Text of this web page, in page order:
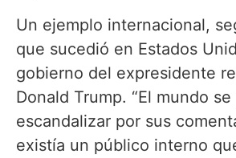
Un ejemplo internacional,
que sucedió en Estados
gobierno del expresidente
Donald Trump. “El mundo
escandalizar por sus
existía un público interno